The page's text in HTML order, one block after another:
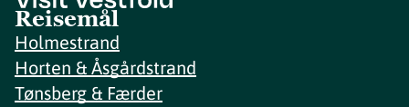
Reisemål
Holmestrand
Horten & Åsgårdstrand
Tønsberg & Færder